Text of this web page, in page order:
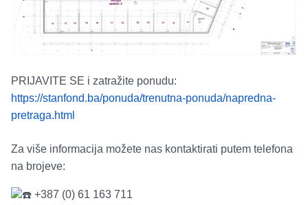
PRIJAVITE SE i zatražite ponudu:
https://stanfond.ba/ponuda/trenutna-ponuda/napredna-
pretraga.html
Za više informacija možete nas kontaktirati putem telefona
na brojeve:
+387 (0) 61 163 711